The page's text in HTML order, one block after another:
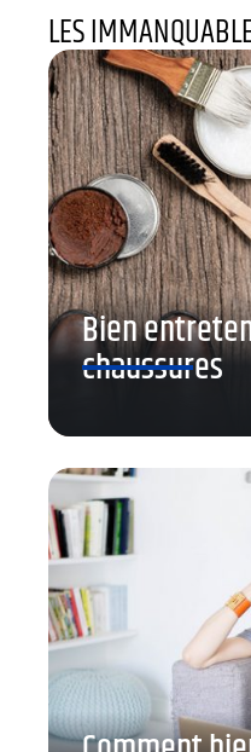
LES
Bien
chaussures